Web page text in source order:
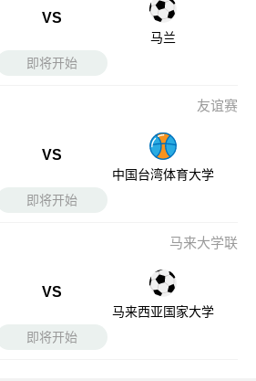
VS
马兰
即将开始
友谊赛
VS
中国台湾体育大学
即将开始
马来大学联
VS
马来西亚国家大学
即将开始